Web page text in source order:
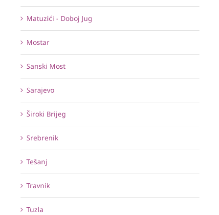
Matuzići - Doboj Jug
Mostar
Sanski Most
Sarajevo
Široki Brijeg
Srebrenik
Tešanj
Travnik
Tuzla